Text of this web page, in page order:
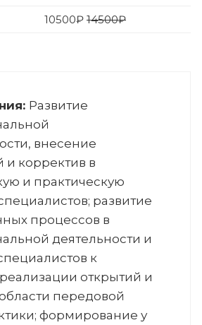
10500₽ 14500₽
Развитие
внесение
корректив в
и практическую
развитие
процессов в
деятельности и
к
открытий и
передовой
формирование у